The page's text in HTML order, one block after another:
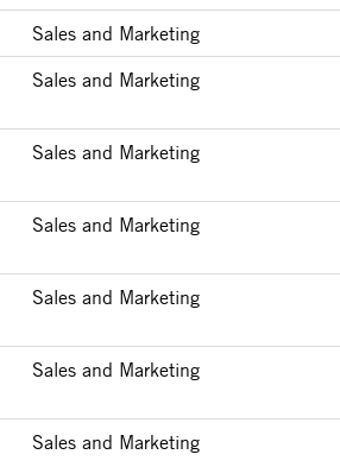
Sales and Marketing
Sales and Marketing
Sales and Marketing
Sales and Marketing
Sales and Marketing
Sales and Marketing
Sales and Marketing